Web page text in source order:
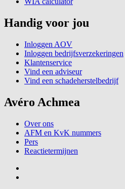
Handig voor jou
Inloggen AOV
Inloggen bedrijfsverzekeringen
Klantenservice
Vind een adviseur
Vind een schadeherstelbedrijf
Avéro Achmea
Over ons
AFM en KvK nummers
Pers
Reactietermijnen